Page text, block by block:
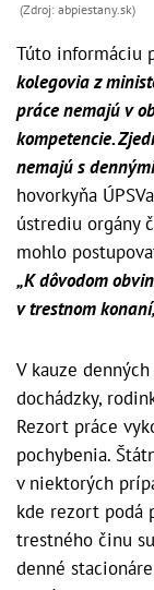
(Zdroj: abpiestany.sk)
Túto informáciu
kolegovia z
práce nemajú v
kompetencie.
nemajú s
hovorkyňa
ústrediu orgány
mohlo
„K dôvodom
v trestnom
V kauze
dochádzky,
Rezort práce
pochybenia.
v niektorých
kde rezort podá
trestného činu
denné